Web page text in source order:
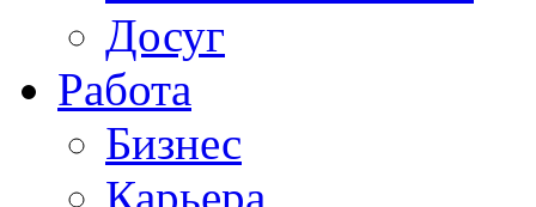
Досуг
Работа
Бизнес
Карьера